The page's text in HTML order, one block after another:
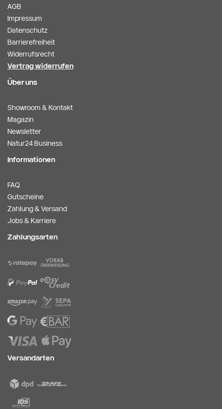
AGB
Impressum
Datenschutz
Barrierefreiheit
Widerrufsrecht
Vertrag widerrufen
Über uns
Showroom & Kontakt
Magazin
Newsletter
Natur24 Business
Informationen
FAQ
Gutscheine
Zahlung & Versand
Jobs & Karriere
Zahlungsarten
Versandarten